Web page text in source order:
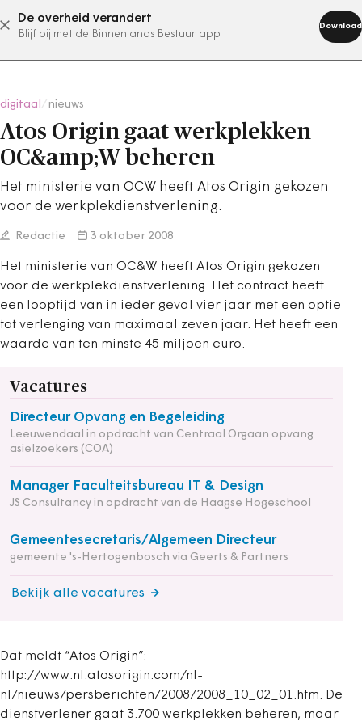
De overheid verandert
Blijf bij met de Binnenlands Bestuur app
Download
abonneer nu
digitaal nieuws
Atos Origin gaat werkplekken
OC&amp;W beheren
Het ministerie van OCW heeft Atos Origin gekozen
voor de werkplekdienstverlening.
Redactie 3 oktober 2008
Het ministerie van OC&W heeft Atos Origin gekozen
voor de werkplekdienstverlening. Het contract heeft
een looptijd van in ieder geval vier jaar met een optie
tot verlenging van maximaal zeven jaar. Het heeft een
waarde van ten minste 45 miljoen euro.
Vacatures
Directeur Opvang en Begeleiding
Leeuwendaal in opdracht van Centraal Orgaan opvang
asielzoekers (COA)
Manager Faculteitsbureau IT & Design
JS Consultancy in opdracht van de Haagse Hogeschool
Gemeentesecretaris/Algemeen Directeur
gemeente 's-Hertogenbosch via Geerts & Partners
Bekijk alle vacatures
Dat meldt “Atos Origin”:
http://www.nl.atosorigin.com/nl-
nl/nieuws/persberichten/2008/2008_10_02_01.htm. De
dienstverlener gaat 3.700 werkplekken beheren, maar